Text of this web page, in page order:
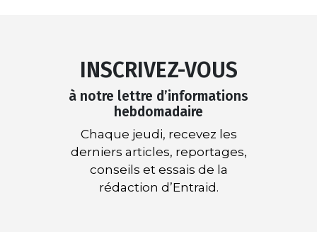
INSCRIVEZ-VOUS
à notre lettre d’informations
hebdomadaire
Chaque jeudi, recevez les
derniers articles, reportages,
conseils et essais de la
rédaction d’Entraid.